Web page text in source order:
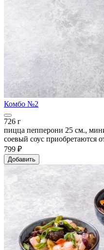
Комбо №2
726 г
пицца пепперони 25 см.,
соевый соус приобретаются
799 ₽
Добавить